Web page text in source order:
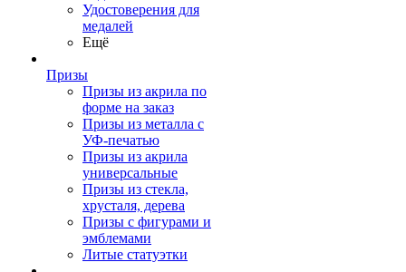
Удостоверения для
медалей
Ещё
Призы
Призы из акрила по
форме на заказ
Призы из металла с
УФ-печатью
Призы из акрила
универсальные
Призы из стекла,
хрусталя, дерева
Призы с фигурами и
эмблемами
Литые статуэтки